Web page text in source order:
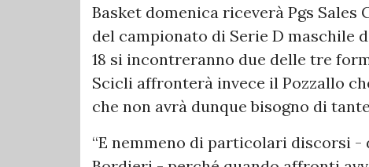
Basket domenica riceverà Pgs
del campionato di Serie D maschile
18 si incontreranno due delle tre
Scicli affronterà invece il Pozzallo
che non avrà dunque bisogno di
“E nemmeno di particolari discorsi